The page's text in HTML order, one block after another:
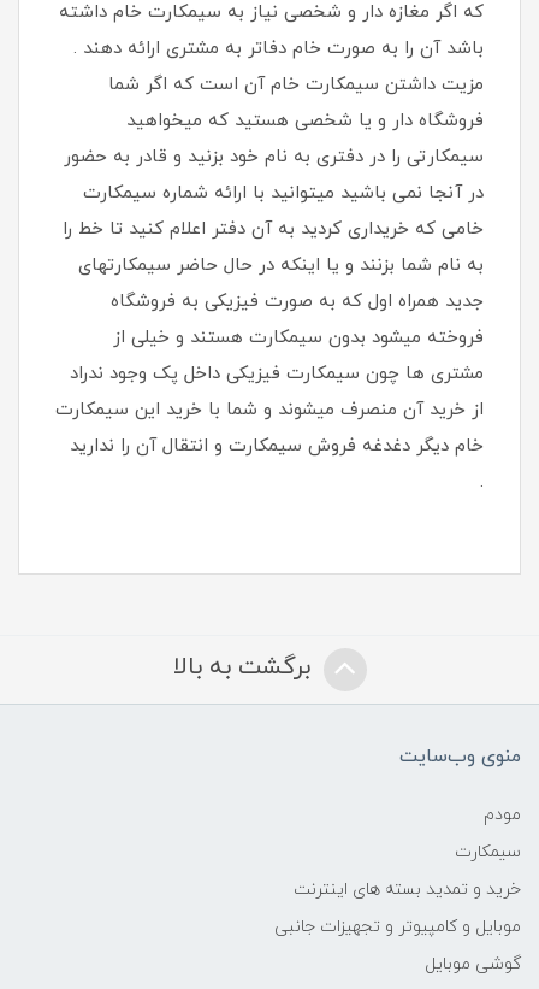
که اگر مغازه دار و شخصی نیاز به سیمکارت خام داشته
باشد آن را به صورت خام دفاتر به مشتری ارائه دهند .
مزیت داشتن سیمکارت خام آن است که اگر شما
فروشگاه دار و یا شخصی هستید که میخواهید
سیمکارتی را در دفتری به نام خود بزنید و قادر به حضور
در آنجا نمی باشید میتوانید با ارائه شماره سیمکارت
خامی که خریداری کردید به آن دفتر اعلام کنید تا خط را
به نام شما بزنند و یا اینکه در حال حاضر سیمکارتهای
جدید همراه اول که به صورت فیزیکی به فروشگاه
فروخته میشود بدون سیمکارت هستند و خیلی از
مشتری ها چون سیمکارت فیزیکی داخل پک وجود ندراد
از خرید آن منصرف میشوند و شما با خرید این سیمکارت
خام دیگر دغدغه فروش سیمکارت و انتقال آن را ندارید
.
برگشت به بالا
منوی وب‌سایت
مودم
سیمکارت
خرید و تمدید بسته های اینترنت
موبایل و کامپیوتر و تجهیزات جانبی
گوشی موبایل